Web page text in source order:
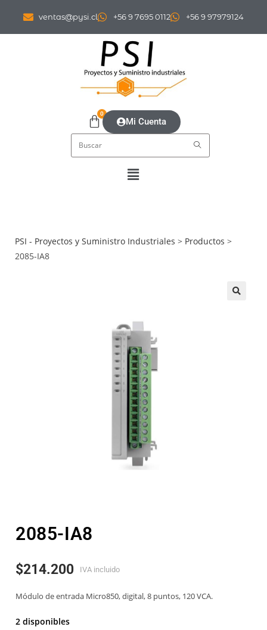
ventas@pysi.cl +56 9 7695 0112 +56 9 97979124
0
Mi Cuenta
PSI - Proyectos y Suministro Industriales > Productos >
2085-IA8
2085-IA8
$214.200 IVA incluido
Módulo de entrada Micro850, digital, 8 puntos, 120 VCA.
2 disponibles